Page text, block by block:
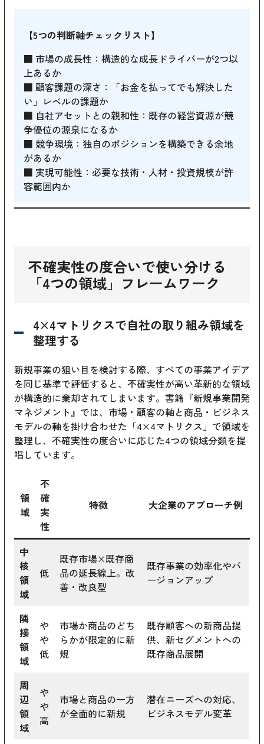
【5つの判断軸チェックリスト】
■ 市場の成長性：構造的な成長ドライバーが2つ以
上あるか
■ 顧客課題の深さ：「お金を払ってでも解決した
い」レベルの課題か
■ 自社アセットとの親和性：既存の経営資源が競
争優位の源泉になるか
■ 競争環境：独自のポジションを構築できる余地
があるか
■ 実現可能性：必要な技術・人材・投資規模が許
容範囲内か
不確実性の度合いで使い分ける
「4つの領域」フレームワーク
4×4マトリクスで自社の取り組み領域を
整理する
新規事業の狙い目を検討する際、すべての事業アイデア
を同じ基準で評価すると、不確実性が高い革新的な領域
が構造的に棄却されてしまいます。書籍『新規事業開発
マネジメント』では、市場・顧客の軸と商品・ビジネス
モデルの軸を掛け合わせた「4×4マトリクス」で領域を
整理し、不確実性の度合いに応じた4つの領域分類を提
唱しています。
領
域
不
確
実
性
特徴 大企業のアプローチ例
中
核
領
域
低
既存市場×既存商
品の延長線上。改
善・改良型
既存事業の効率化やバ
ージョンアップ
隣
接
領
域
や
や
低
市場か商品のどち
らかが限定的に新
規
既存顧客への新商品提
供、新セグメントへの
既存商品展開
周
辺
領
域
や
や
高
市場と商品の一方
が全面的に新規
潜在ニーズへの対応、
ビジネスモデル変革